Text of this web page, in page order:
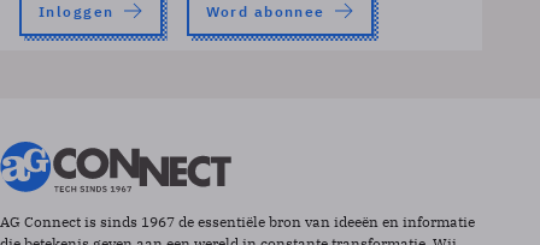
Inloggen Word abonnee
AG Connect is sinds 1967 de essentiële bron van ideeën en informatie